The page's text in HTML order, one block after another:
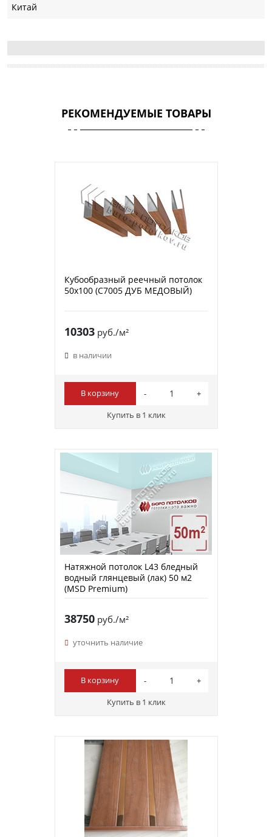
Китай
РЕКОМЕНДУЕМЫЕ ТОВАРЫ
Кубообразный реечный потолок
50х100 (C7005 ДУБ МЕДОВЫЙ)
10303руб./м²
в наличии
В корзину
Купить в 1 клик
Натяжной потолок L43 бледный
водный глянцевый (лак) 50 м2
(MSD Premium)
38750руб./м²
уточнить наличие
В корзину
Купить в 1 клик